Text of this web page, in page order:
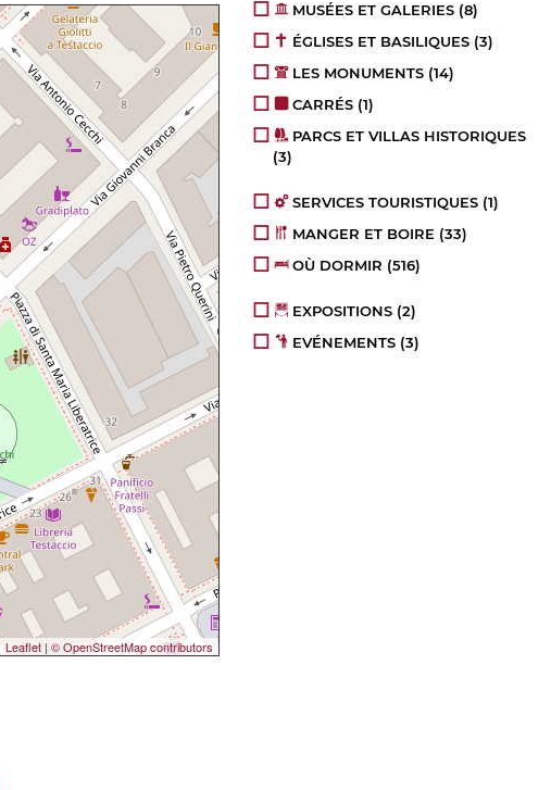
Leaflet | © OpenStreetMap contributors
MUSÉES ET GALERIES (8)
ÉGLISES ET BASILIQUES (3)
LES MONUMENTS (14)
CARRÉS (1)
PARCS ET VILLAS HISTORIQUES
(3)
SERVICES TOURISTIQUES (1)
MANGER ET BOIRE (33)
OÙ DORMIR (516)
EXPOSITIONS (2)
EVÉNEMENTS (3)